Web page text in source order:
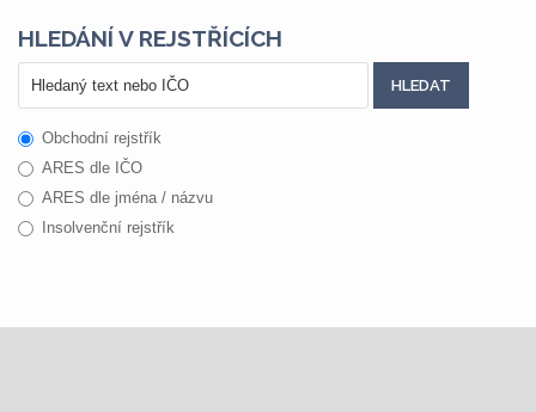
HLEDÁNÍ V REJSTŘÍCÍCH
Obchodní rejstřík
ARES dle IČO
ARES dle jména / názvu
Insolvenční rejstřík